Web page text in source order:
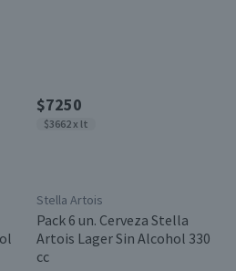
$7250
$3662 x lt
Stella Artois
Pack 6 un. Cerveza Stella
Artois Lager Sin Alcohol 330
cc